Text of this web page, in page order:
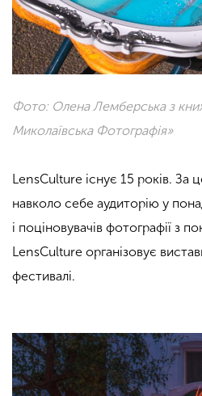
Фото: Олена Лемберська з
Миколаївська Фотографія»
LensCulture існує 15 років. За
навколо себе аудиторію у
і поціновувачів фотографії з
LensCulture організовує
фестивалі.